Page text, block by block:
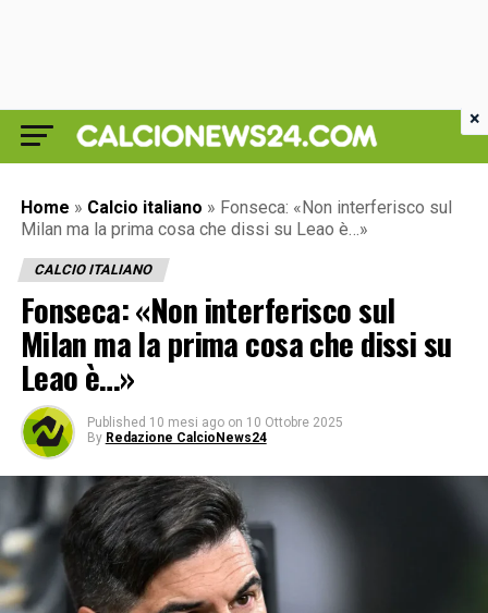
Home » Calcio italiano » Fonseca: «Non interferisco sul
Milan ma la prima cosa che dissi su Leao è…»
CALCIO ITALIANO
Fonseca: «Non interferisco sul
Milan ma la prima cosa che dissi su
Leao è…»
Published 10 mesi ago on 10 Ottobre 2025
By Redazione CalcioNews24
×